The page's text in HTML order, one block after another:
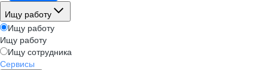
Ищу работу
Ищу работу
Ищу работу
Ищу сотрудника
Сервисы